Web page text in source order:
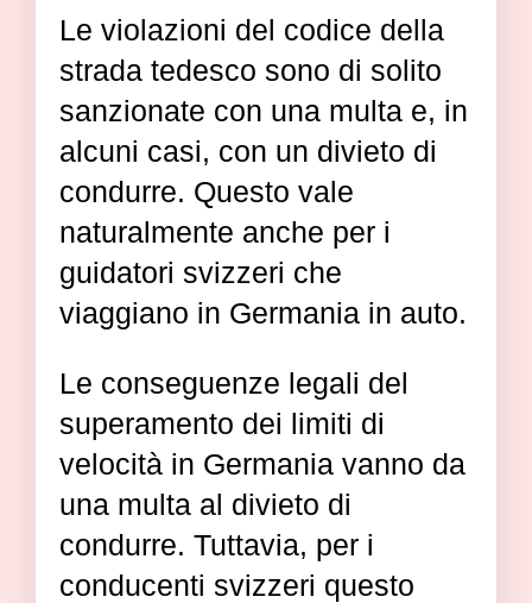
Le violazioni del codice della
strada tedesco sono di solito
sanzionate con una multa e, in
alcuni casi, con un divieto di
condurre. Questo vale
naturalmente anche per i
guidatori svizzeri che
viaggiano in Germania in auto.
Le conseguenze legali del
superamento dei limiti di
velocità in Germania vanno da
una multa al divieto di
condurre. Tuttavia, per i
conducenti svizzeri questo